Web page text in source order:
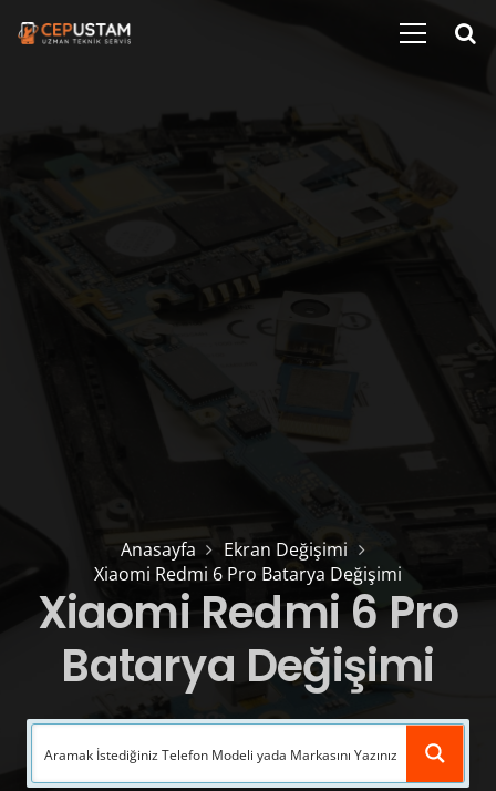
Anasayfa
Ekran Değişimi
Xiaomi Redmi 6 Pro Batarya Değişimi
Xiaomi Redmi 6 Pro
Batarya Değişimi